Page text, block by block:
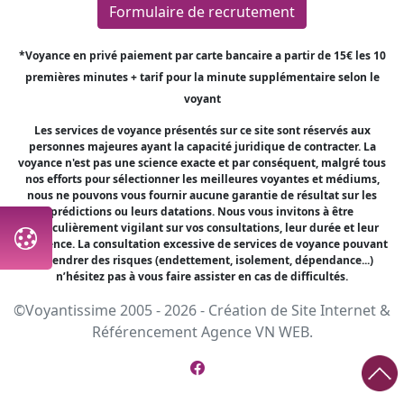
Formulaire de recrutement
*Voyance en privé paiement par carte bancaire a partir de 15€ les 10
premières minutes + tarif pour la minute supplémentaire selon le
voyant
Les services de voyance présentés sur ce site sont réservés aux
personnes majeures ayant la capacité juridique de contracter. La
voyance n'est pas une science exacte et par conséquent, malgré tous
nos efforts pour sélectionner les meilleures voyantes et médiums,
nous ne pouvons vous fournir aucune garantie de résultat sur les
prédictions ou leurs datations. Nous vous invitons à être
particulièrement vigilant sur vos consultations, leur durée et leur
fréquence. La consultation excessive de services de voyance pouvant
engendrer des risques (endettement, isolement, dépendance...)
n’hésitez pas à vous faire assister en cas de difficultés.
©Voyantissime 2005 - 2026 - Création de Site Internet &
RéférencementAgence VN WEB.